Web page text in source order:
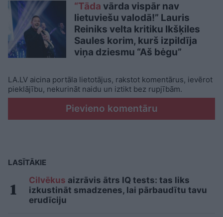
“Tāda vārda vispār nav
lietuviešu valodā!” Lauris
Reiniks velta kritiku Ikšķiles
Saules korim, kurš izpildīja
viņa dziesmu “Aš bėgu”
LA.LV aicina portāla lietotājus, rakstot komentārus, ievērot
pieklājību, nekurināt naidu un iztikt bez rupjībām.
Pievieno komentāru
LASĪTĀKIE
Cilvēkus aizrāvis ātrs IQ tests: tas liks
izkustināt smadzenes, lai pārbaudītu tavu
erudīciju